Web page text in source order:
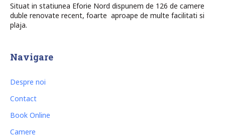
Situat in statiunea Eforie Nord dispunem de 126 de camere
duble renovate recent, foarte aproape de multe facilitati si
plaja.
Navigare
Despre noi
Contact
Book Online
Camere